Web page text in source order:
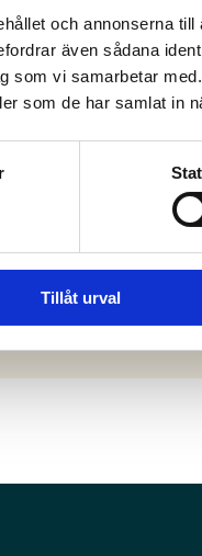
och annonserna
även sådana
som vi samarbetar
som de har samlat in
Tillåt urval
näringens frågor i
Götalands län
driver näringens
Stockholms